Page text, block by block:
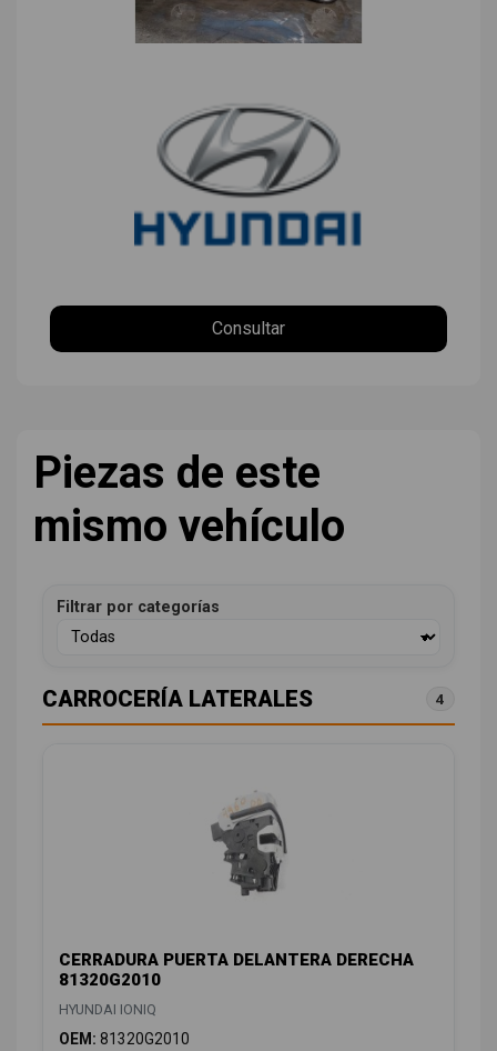
Consultar
Piezas de este
mismo vehículo
Filtrar por categorías
CARROCERÍA LATERALES 4
CERRADURA PUERTA DELANTERA DERECHA
81320G2010
HYUNDAI IONIQ
OEM: 81320G2010